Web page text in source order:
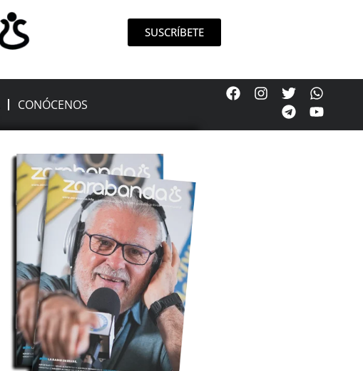
SUSCRÍBETE
CONÓCENOS